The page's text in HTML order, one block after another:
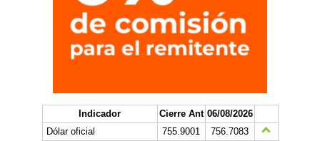
Indicador Cierre Ant 06/08/2026
Dólar oficial
755.9001
756.7083